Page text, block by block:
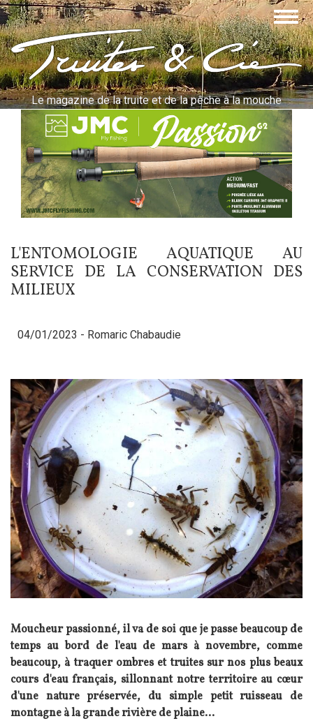
Aller
au
contenu
principalTruites & Cie
Le magazine de la truite et de la pêche à la mouche
L'ENTOMOLOGIE AQUATIQUE AU
SERVICE DE LA CONSERVATION DES
MILIEUX
04/01/2023 - Romaric Chabaudie
Moucheur passionné, il va de soi que je passe beaucoup de
temps au bord de l'eau de mars à novembre, comme
beaucoup, à traquer ombres et truites sur nos plus beaux
cours d'eau français, sillonnant notre territoire au cœur
d'une nature préservée, du simple petit ruisseau de
montagne à la grande rivière de plaine...